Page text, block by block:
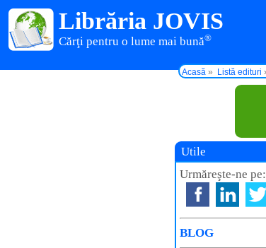
Librăria JOVIS
Cărţi pentru o lume mai bună®
Acasă Listă edituri
Utile
Urmăreşte-ne pe:
BLOG